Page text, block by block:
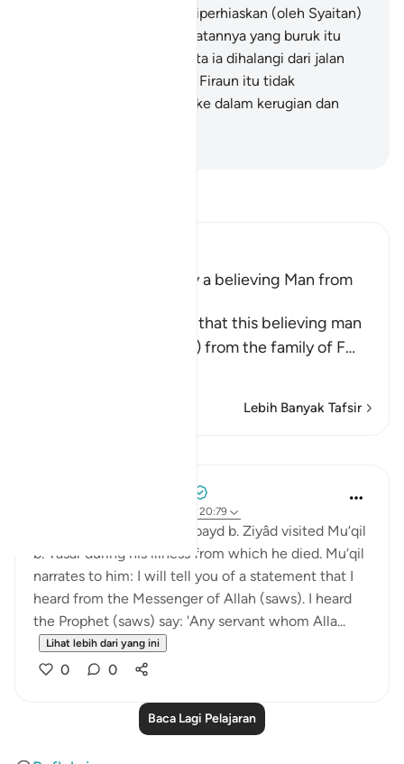
Musa was supported by a believing Man from
The well-known view is that this believing man
was a Coptic (Egyptian) from the family of F…
Lebih Banyak Tafsir
ayat 40:29, 20:79
Al-Hasan narrates that ‘Ubayd b. Ziyâd visited Mu‘qil
b. Yasâr during his illness from which he died. Mu‘qil
narrates to him: I will tell you of a statement that I
heard from the Messenger of Allah (saws). I heard
the Prophet (saws) say: 'Any servant whom Alla...
Lihat lebih dari yang ini
0 0
Baca Lagi Pelajaran
pendusta!" Demikianlah diperhiaskan (oleh Syaitan)
kepada Firaun akan perbuatannya yang buruk itu
untuk dipandang baik, serta ia dihalangi dari jalan
yang benar; dan tipu daya Firaun itu tidak
membawanya melainkan ke dalam kerugian dan